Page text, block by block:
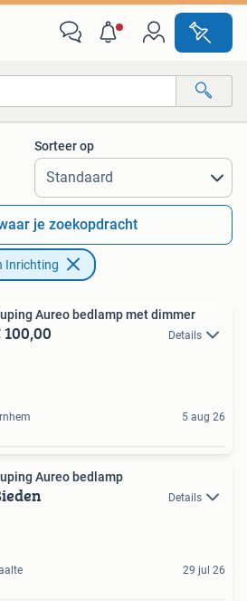
afstanden…
Sorteer op
je zoekopdracht
Inrichting
Aureo bedlamp met dimmer
100,00 Details
5 aug 26
Aureo bedlamp
Details
29 jul 26